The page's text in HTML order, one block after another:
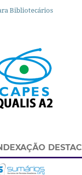
Bibliotecários